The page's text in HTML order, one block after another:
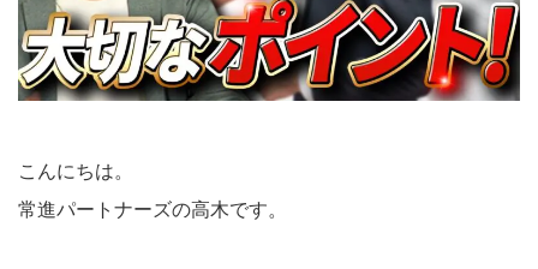
こんにちは。
常進パートナーズの高木です。